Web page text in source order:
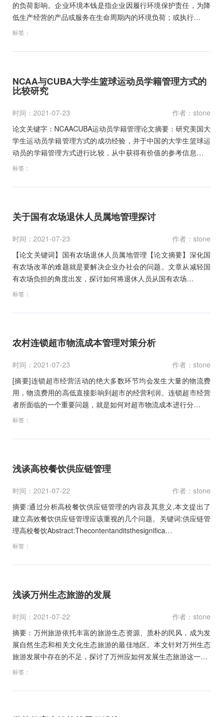
的负荷影响。企业环境本钱是指企业因履行环境保护责任，为降
低生产经营的产品或服务在生命周期内的环境负荷；或执行…
标签：
NCAA与CUBA大学生篮球运动员学籍管理方式的
比较研究
时间：2021-07-23
作者：stone
论文关键字：NCAACUBA运动员学籍管理论文摘要：研究美国大
学生运动员学籍管理方式的成功经验，并于中国的大学生篮球运
动员的学籍管理方式进行比较，从中获得有价值的参考信息，这
对我…
标签：
关于国有农场退休人员属地管理探讨
时间：2021-07-23
作者：stone
【论文关键词】国有农场退休人员属地管理【论文摘要】深化国
有农场改革的难题就是要解决企业办社会的问题。文章从减轻国
有农场负担的角度出发，探讨如何将退休人员从国有农场…
标签：
农村连锁超市物流成本管理对策分析
时间：2021-07-23
作者：stone
[摘要]连锁超市经营活动的绝大多数环节均会发生大量的物流费
用，物流费用的高低直接影响到超市的经营利润。连锁超市经营
者所面临的一个重要问题，就是如何对超市物流成本进行分…
标签：
浅谈高校餐饮供应链管理
时间：2021-07-22
作者：stone
摘要:通过分析高校餐饮供应链管理的内容及其意义,本文提出了
建立高效餐饮供应链管理应该重视的几个问题。关键词:供应链管
理高校餐饮Abstract:Thecontentanditsthesignifica…
标签：
浅谈万州生态旅游的发展
时间：2021-07-22
作者：stone
摘要：万州旅游依托丰富的旅游生态资源、质朴的民风，成为发
展自然生态和相关文化生态旅游的最佳地区。本文针对万州生态
旅游发展中存在的不足，探讨了万州应如何发展生态旅游这一…
标签：